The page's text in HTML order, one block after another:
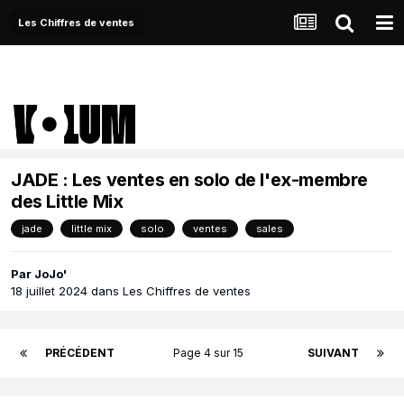
Les Chiffres de ventes
JADE : Les ventes en solo de l'ex-membre
des Little Mix
jade little mix solo ventes sales
Par JoJo'
18 juillet 2024 dans Les Chiffres de ventes
PRÉCÉDENT SUIVANT
Page 4 sur 15